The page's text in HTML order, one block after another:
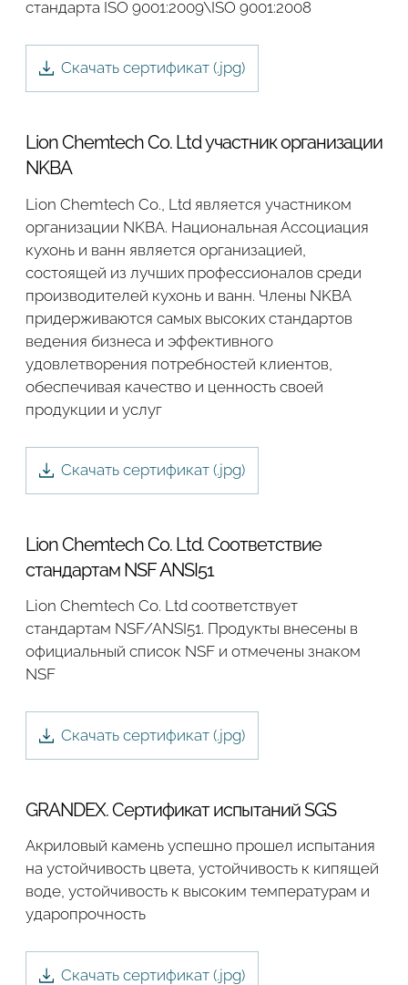
стандарта ISO 9001:2009\ISO 9001:2008
Скачать сертификат (.jpg)
Lion Chemtech Co. Ltd участник организации
NKBA
Lion Chemtech Co., Ltd является участником
организации NKBA. Национальная Ассоциация
кухонь и ванн является организацией,
состоящей из лучших профессионалов среди
производителей кухонь и ванн. Члены NKBA
придерживаются самых высоких стандартов
ведения бизнеса и эффективного
удовлетворения потребностей клиентов,
обеспечивая качество и ценность своей
продукции и услуг
Скачать сертификат (.jpg)
Lion Chemtech Co. Ltd. Соответствие
стандартам NSF ANSI51
Lion Chemtech Co. Ltd соответствует
стандартам NSF/ANSI51. Продукты внесены в
официальный список NSF и отмечены знаком
NSF
Скачать сертификат (.jpg)
GRANDEX. Сертификат испытаний SGS
Акриловый камень успешно прошел испытания
на устойчивость цвета, устойчивость к кипящей
воде, устойчивость к высоким температурам и
ударопрочность
Скачать сертификат (.jpg)
Подтвердите, что вы не робот
Подтвердите, что вы не робот
ОТПРАВИТЬ ПРОЕКТ
Подтвердите, что вы не робот
ОТПРАВИТЬ